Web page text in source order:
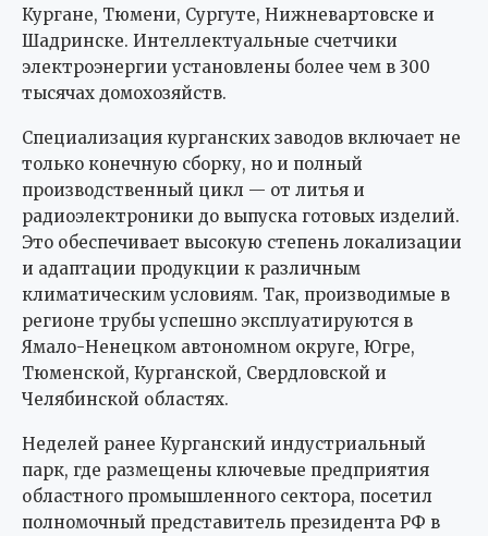
Кургане, Тюмени, Сургуте, Нижневартовске и
Шадринске. Интеллектуальные счетчики
электроэнергии установлены более чем в 300
тысячах домохозяйств.
Специализация курганских заводов включает не
только конечную сборку, но и полный
производственный цикл — от литья и
радиоэлектроники до выпуска готовых изделий.
Это обеспечивает высокую степень локализации
и адаптации продукции к различным
климатическим условиям. Так, производимые в
регионе трубы успешно эксплуатируются в
Ямало-Ненецком автономном округе, Югре,
Тюменской, Курганской, Свердловской и
Челябинской областях.
Неделей ранее Курганский индустриальный
парк, где размещены ключевые предприятия
областного промышленного сектора, посетил
полномочный представитель президента РФ в